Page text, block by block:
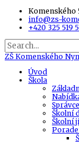
Komenského
info@zs-
+420 325 519
ZŠ Komenského
Úvod
Škola
Školní
Školní